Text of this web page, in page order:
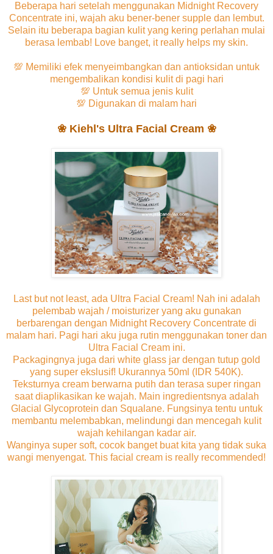
Beberapa hari setelah menggunakan Midnight Recovery
Concentrate ini, wajah aku bener-bener supple dan lembut.
Selain itu beberapa bagian kulit yang kering perlahan mulai
berasa lembab! Love banget, it really helps my skin.
💯 Memiliki efek menyeimbangkan dan antioksidan untuk
mengembalikan kondisi kulit di pagi hari
💯 Untuk semua jenis kulit
💯 Digunakan di malam hari
❀ Kiehl's Ultra Facial Cream ❀
Last but not least, ada Ultra Facial Cream! Nah ini adalah
pelembab wajah / moisturizer yang aku gunakan
berbarengan dengan Midnight Recovery Concentrate di
malam hari. Pagi hari aku juga rutin menggunakan toner dan
Ultra Facial Cream ini.
Packagingnya juga dari white glass jar dengan tutup gold
yang super ekslusif! Ukurannya 50ml (IDR 540K).
Teksturnya cream berwarna putih dan terasa super ringan
saat diaplikasikan ke wajah. Main ingredientsnya adalah
Glacial Glycoprotein dan Squalane. Fungsinya tentu untuk
membantu melembabkan, melindungi dan mencegah kulit
wajah kehilangan kadar air.
Wanginya super soft, cocok banget buat kita yang tidak suka
wangi menyengat. This facial cream is really recommended!